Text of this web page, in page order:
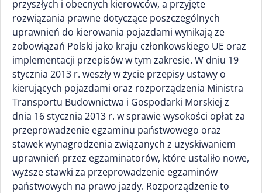
przyszłych i obecnych kierowców, a przyjęte
rozwiązania prawne dotyczące poszczególnych
uprawnień do kierowania pojazdami wynikają ze
zobowiązań Polski jako kraju członkowskiego UE oraz
implementacji przepisów w tym zakresie. W dniu 19
stycznia 2013 r. weszły w życie przepisy ustawy o
kierujących pojazdami oraz rozporządzenia Ministra
Transportu Budownictwa i Gospodarki Morskiej z
dnia 16 stycznia 2013 r. w sprawie wysokości opłat za
przeprowadzenie egzaminu państwowego oraz
stawek wynagrodzenia związanych z uzyskiwaniem
uprawnień przez egzaminatorów, które ustaliło nowe,
wyższe stawki za przeprowadzenie egzaminów
państwowych na prawo jazdy. Rozporządzenie to